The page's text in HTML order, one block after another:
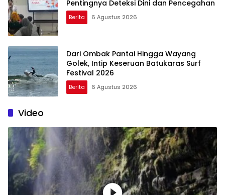
Pentingnya Deteksi Dini dan Pencegahan
Berita 6 Agustus 2026
Dari Ombak Pantai Hingga Wayang
Golek, Intip Keseruan Batukaras Surf
Festival 2026
Berita 6 Agustus 2026
Video